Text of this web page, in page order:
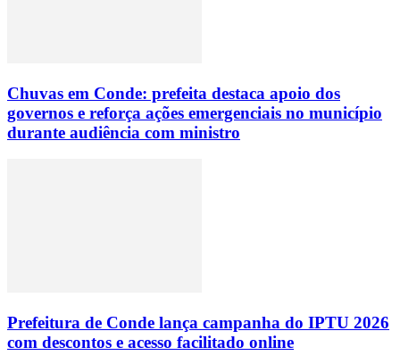
Chuvas em Conde: prefeita destaca apoio dos
governos e reforça ações emergenciais no município
durante audiência com ministro
Prefeitura de Conde lança campanha do IPTU 2026
com descontos e acesso facilitado online